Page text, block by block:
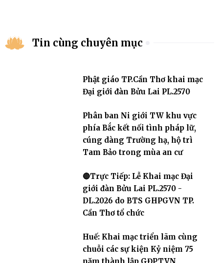
Tin cùng chuyên mục
Phật giáo TP.Cần Thơ khai mạc
Đại giới đàn Bửu Lai PL.2570
Phân ban Ni giới TW khu vực
phía Bắc kết nối tình pháp lữ,
cúng dàng Trường hạ, hộ trì
Tam Bảo trong mùa an cư
🔴Trực Tiếp: Lễ Khai mạc Đại
giới đàn Bửu Lai PL.2570 -
DL.2026 do BTS GHPGVN TP.
Cần Thơ tổ chức
Huế: Khai mạc triển lãm cùng
chuỗi các sự kiện Kỷ niệm 75